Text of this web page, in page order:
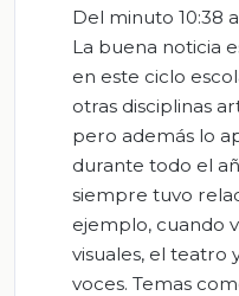
Del minuto 10:38
La buena noticia
en este ciclo
otras disciplinas
pero además lo
durante todo el
siempre tuvo
ejemplo, cuando
visuales, el teatro
voces. Temas